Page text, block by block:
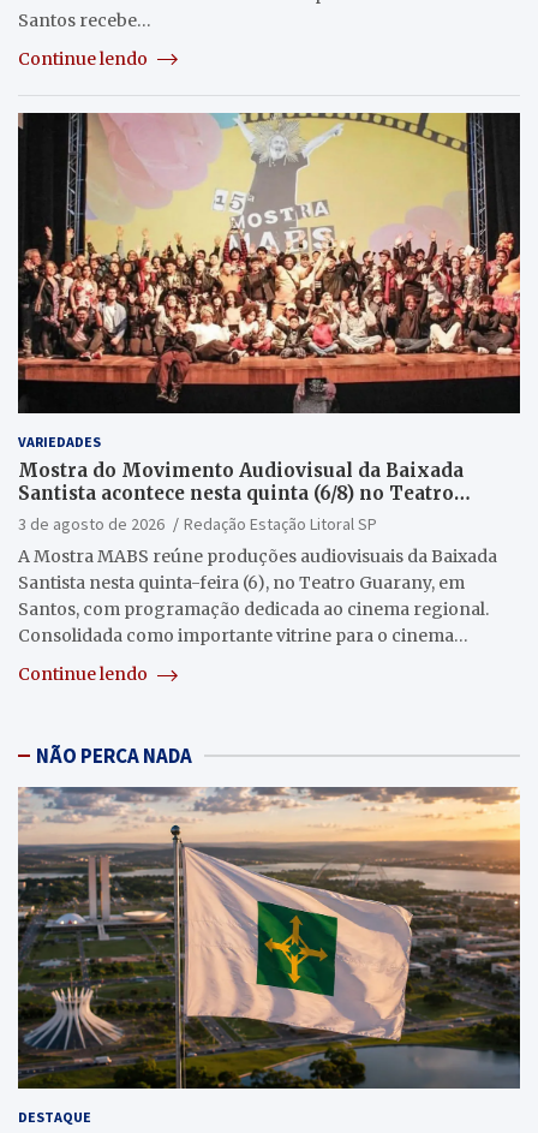
Santos recebe…
Continue lendo
VARIEDADES
Mostra do Movimento Audiovisual da Baixada
Santista acontece nesta quinta (6/8) no Teatro
Guarany
3 de agosto de 2026
Redação Estação Litoral SP
A Mostra MABS reúne produções audiovisuais da Baixada
Santista nesta quinta-feira (6), no Teatro Guarany, em
Santos, com programação dedicada ao cinema regional.
Consolidada como importante vitrine para o cinema…
Continue lendo
NÃO PERCA NADA
DESTAQUE